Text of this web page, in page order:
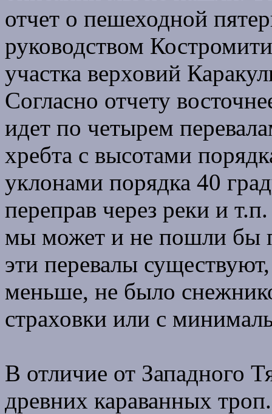
отчет о пешеходной
руководством
участка верховий
Согласно отчету
идет по четырем
хребта с высотами
уклонами порядка 40
переправ через реки и
мы может и не пошли бы
эти перевалы
меньше, не было
страховки или с
В отличие от Западного
древних караванных